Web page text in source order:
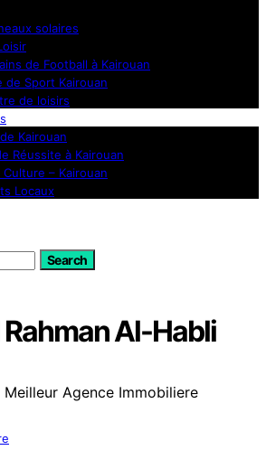
solaires
de Football à Kairouan
de Sport Kairouan
de loisirs
Kairouan
Réussite à Kairouan
– Kairouan
Locaux
Search
Al-Habli